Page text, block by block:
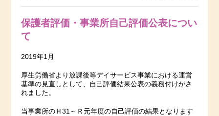
保護者評価・事業所自己評価公表につい
て
2019年1月
厚生労働省より放課後等デイサービス事業における運営
基準の見直しとして、自己評価結果公表の義務付けがさ
れました。
当事業所のＨ31～Ｒ元年度の自己評価の結果となります